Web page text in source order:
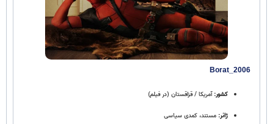
کشور:آمریکا / قزاقستان (در فیلم)
ژانر:مستند، کمدی سیاسی